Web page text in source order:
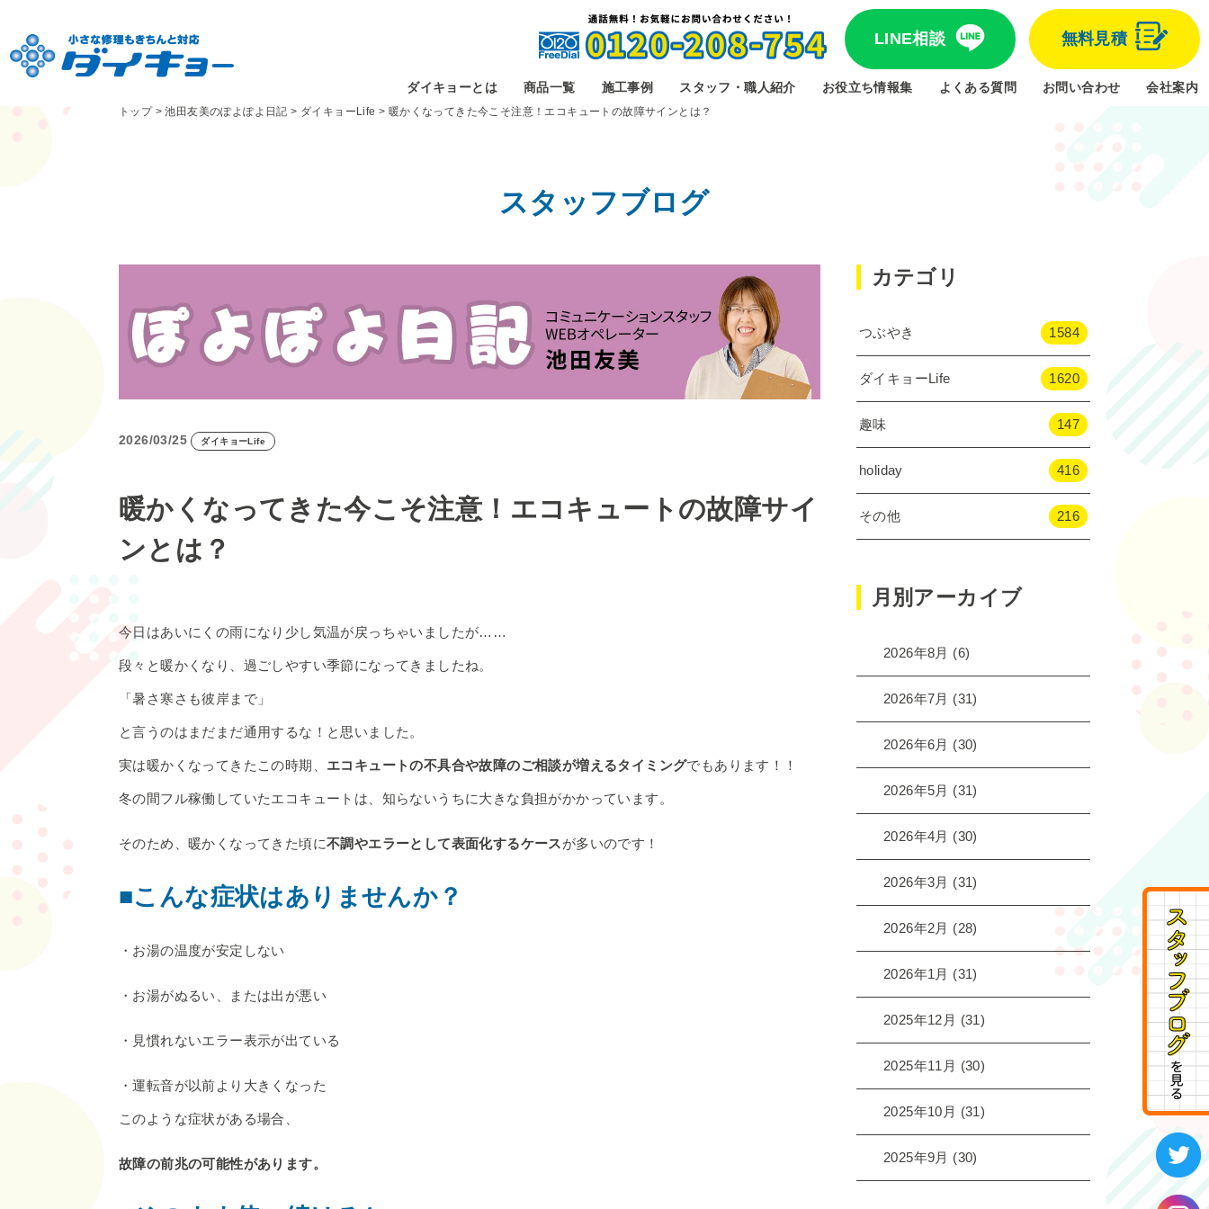
LINE相談 無料見積
ダイキョーとは 商品一覧 施工事例 スタッフ・職人紹介 お役立ち情報集 よくある質問 お問い合わせ 会社案内
トップ>池田友美のぽよぽよ日記 > ダイキョーLife > 暖かくなってきた今こそ注意！エコキュートの故障サインとは？
スタッフブログ
2026/03/25 ダイキョーLife
暖かくなってきた今こそ注意！エコキュートの故障サイ
ンとは？
今日はあいにくの雨になり少し気温が戻っちゃいましたが……
段々と暖かくなり、過ごしやすい季節になってきましたね。
「暑さ寒さも彼岸まで」
と言うのはまだまだ通用するな！と思いました。
実は暖かくなってきたこの時期、 エコキュートの不具合や故障のご相談が増えるタイミングでもあります！！
冬の間フル稼働していたエコキュートは、知らないうちに大きな負担がかかっています。
そのため、暖かくなってきた頃に不調やエラーとして表面化するケースが多いのです！
■こんな症状はありませんか？
・お湯の温度が安定しない
・お湯がぬるい、または出が悪い
・見慣れないエラー表示が出ている
・運転音が以前より大きくなった
このような症状がある場合、
故障の前兆の可能性があります。
カテゴリ
つぶやき 1584
ダイキョーLife 1620
趣味 147
holiday 416
その他 216
月別アーカイブ
2026年8月 (6)
2026年7月 (31)
2026年6月 (30)
2026年5月 (31)
2026年4月 (30)
2026年3月 (31)
2026年2月 (28)
2026年1月 (31)
2025年12月 (31)
2025年11月 (30)
2025年10月 (31)
2025年9月 (30)